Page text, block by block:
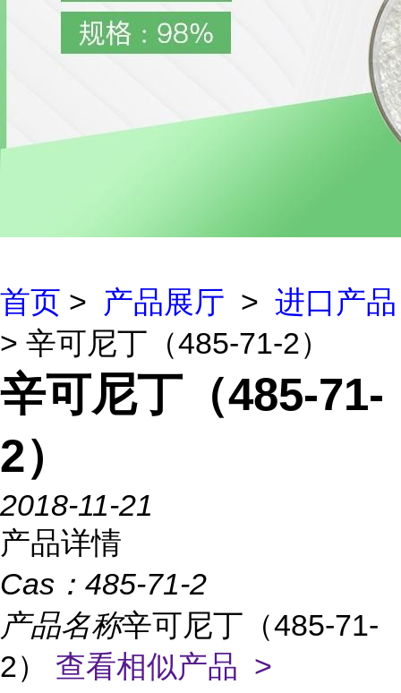
首页 > 产品展厅 > 进口产品
> 辛可尼丁（485-71-2）
辛可尼丁（485-71-
2）
2018-11-21
产品详情
Cas： 485-71-2
产品名称辛可尼丁（485-71-
2） 查看相似产品 >